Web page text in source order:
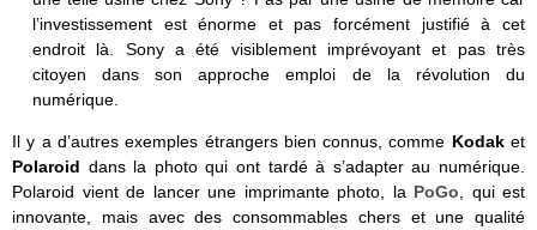
l’investissement est énorme et pas forcément justifié à cet
endroit là. Sony a été visiblement imprévoyant et pas très
citoyen dans son approche emploi de la révolution du
numérique.
Il y a d’autres exemples étrangers bien connus, comme Kodaket
Polaroid dans la photo qui ont tardé à s’adapter au numérique.
Polaroid vient de lancer une imprimante photo, la PoGo , qui est
innovante, mais avec des consommables chers et une qualité